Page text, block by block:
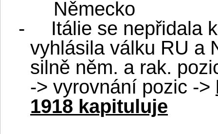
Německo
-
Itálie se nepřidala
vyhlásila válku RU a
silně něm. a rak.
-> vyrovnání pozic ->
1918 kapituluje